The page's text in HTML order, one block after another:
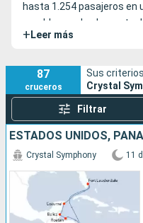
hasta 1.254 pasajeros en
mueble y cada elemento
cuidadosamente elegidos.
+ Leer más
87
cruceros
Sus
Crystal
Filtrar
Crystal Symphony 11 d